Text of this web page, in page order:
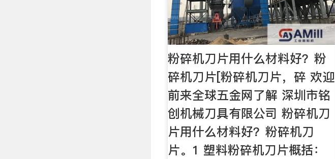
粉碎机刀片用什么材料好？粉
碎机刀片[粉碎机刀片，碎 欢迎
前来全球五金网了解 深圳市铭
创机械刀具有限公司 粉碎机刀
片用什么材料好？粉碎机刀
片。1 塑料粉碎机刀片概括：